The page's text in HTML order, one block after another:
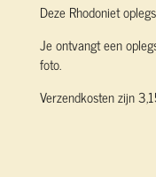
Deze Rhodoniet
Je ontvangt een
foto.
Verzendkosten zijn